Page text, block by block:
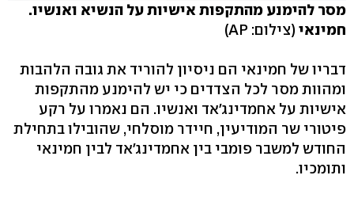
מסר להימנע מהתקפות אישיות על הנשיא ואנשיו.
חמינאי (צילום: AP)
דבריו של חמינאי הם ניסיון להוריד את גובה הלהבות
ומהוות מסר לכל הצדדים כי יש להימנע מהתקפות
אישיות על אחמדינג'אד ואנשיו. הם נאמרו על רקע
פיטורי שר המודיעין, חיידר מוסלחי, שהובילו בתחילת
החודש למשבר פומבי בין אחמדינג'אד לבין חמינאי
ותומכיו.